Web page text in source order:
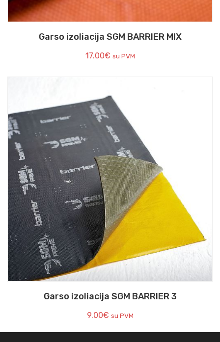
Garso izoliacija SGM BARRIER MIX
17.00€ su PVM
Garso izoliacija SGM BARRIER 3
9.00€ su PVM